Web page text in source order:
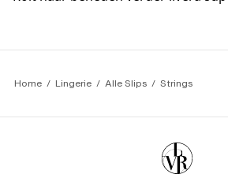
Home Lingerie Alle Slips Strings